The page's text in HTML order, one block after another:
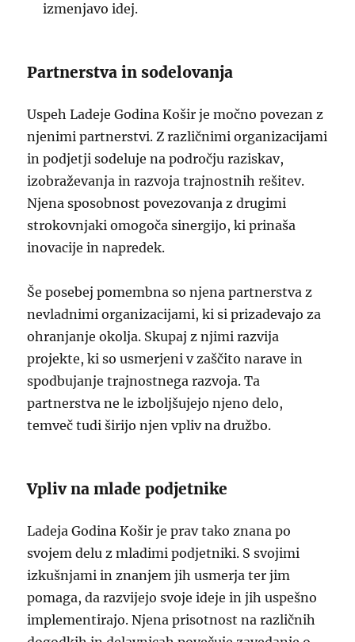
izmenjavo idej.
Partnerstva in sodelovanja
Uspeh Ladeje Godina Košir je močno povezan z
njenimi partnerstvi. Z različnimi organizacijami
in podjetji sodeluje na področju raziskav,
izobraževanja in razvoja trajnostnih rešitev.
Njena sposobnost povezovanja z drugimi
strokovnjaki omogoča sinergijo, ki prinaša
inovacije in napredek.
Še posebej pomembna so njena partnerstva z
nevladnimi organizacijami, ki si prizadevajo za
ohranjanje okolja. Skupaj z njimi razvija
projekte, ki so usmerjeni v zaščito narave in
spodbujanje trajnostnega razvoja. Ta
partnerstva ne le izboljšujejo njeno delo,
temveč tudi širijo njen vpliv na družbo.
Vpliv na mlade podjetnike
Ladeja Godina Košir je prav tako znana po
svojem delu z mladimi podjetniki. S svojimi
izkušnjami in znanjem jih usmerja ter jim
pomaga, da razvijejo svoje ideje in jih uspešno
implementirajo. Njena prisotnost na različnih